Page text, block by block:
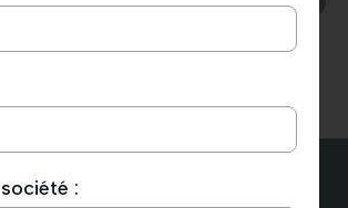
LA BROCHURE
: